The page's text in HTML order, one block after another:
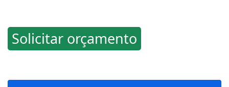
Solicitar orçamento